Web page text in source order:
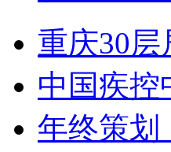
重庆30
中国疾控
年终策划